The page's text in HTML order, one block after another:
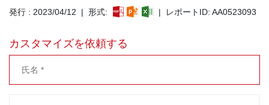
発行 : 2023/04/12 | 形式: | レポートID: AA0523093
カスタマイズを依頼する